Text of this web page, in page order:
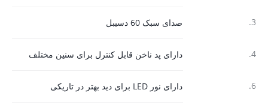
3. صدای سبک 60 دسیبل
4. دارای پد ناخن قابل کنترل برای سنین مختلف
6. دارای نور LED برای دید بهتر در تاریکی